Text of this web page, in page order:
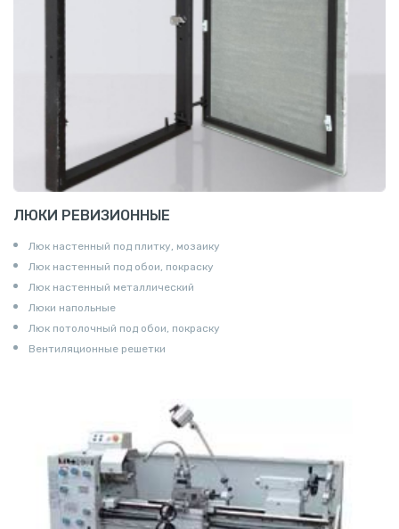
ЛЮКИ РЕВИЗИОННЫЕ
Люк настенный под плитку, мозаику
Люк настенный под обои, покраску
Люк настенный металлический
Люки напольные
Люк потолочный под обои, покраску
Вентиляционные решетки